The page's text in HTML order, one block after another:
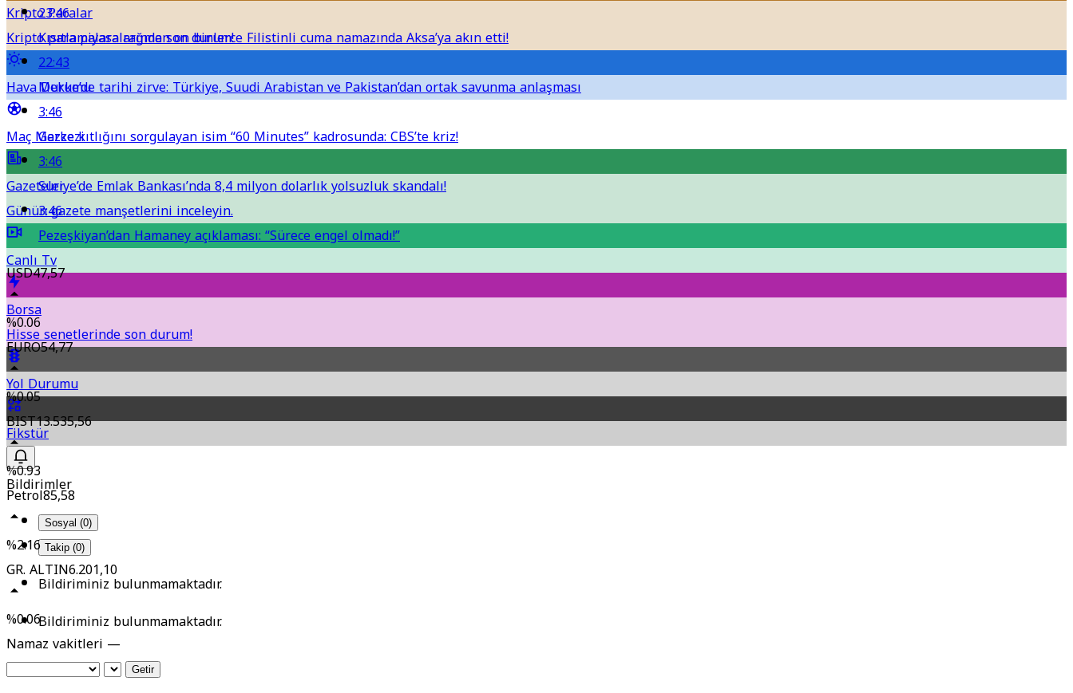
Kripto Paralar
Kripto para piyasalarında son durum!
Hava Durumu
Maç Merkezi
Gazeteler
Günün gazete manşetlerini inceleyin.
Canlı Tv
Borsa
Hisse senetlerinde son durum!
Yol Durumu
Fikstür
Bildirimler
Sosyal (0)
Takip (0)
Bildiriminiz bulunmamaktadır.
Bildiriminiz bulunmamaktadır.
23:46
Kısıtlamalara rağmen on binlerce Filistinli cuma namazında Aksa’ya akın etti!
22:43
Mekke’de tarihi zirve: Türkiye, Suudi Arabistan ve Pakistan’dan ortak savunma anlaşması
3:46
Gazze kıtlığını sorgulayan isim “60 Minutes” kadrosunda: CBS’te kriz!
3:46
Suriye’de Emlak Bankası’nda 8,4 milyon dolarlık yolsuzluk skandalı!
3:46
Pezeşkiyan’dan Hamaney açıklaması: “Sürece engel olmadı!”
USD47,57
%0.06
EURO54,77
%0.05
BIST13.535,56
%0.93
Petrol85,58
%2.16
GR. ALTIN6.201,10
%0.06
Namaz vakitleri —
Getir